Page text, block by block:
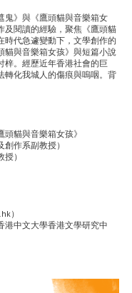
鬼》與《鷹頭貓與音樂箱女
及閱讀的經驗，聚焦《鷹頭貓
時代急遽變動下，文學創作的
貓與音樂箱女孩》與短篇小說
梓。經歷近年香港社會的巨
轉化我城人的傷痕與嗚咽。背
貓與音樂箱女孩》
作系副教授）
）
）
港中文大學香港文學研究中